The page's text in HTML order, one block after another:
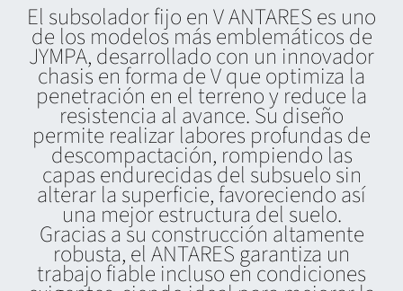
El subsolador fijo en V ANTARES es uno
de los modelos más emblemáticos de
JYMPA, desarrollado con un innovador
chasis en forma de V que optimiza la
penetración en el terreno y reduce la
resistencia al avance. Su diseño
permite realizar labores profundas de
descompactación, rompiendo las
capas endurecidas del subsuelo sin
alterar la superficie, favoreciendo así
una mejor estructura del suelo.
Gracias a su construcción altamente
robusta, el ANTARES garantiza un
trabajo fiable incluso en condiciones